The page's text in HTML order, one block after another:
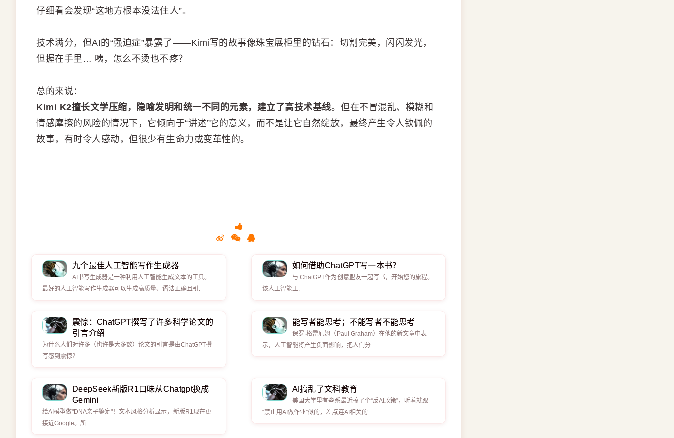
仔细看会发现“这地方根本没法住人”。
技术满分，但AI的“强迫症”暴露了——Kimi写的故事像珠宝展柜里的钻石：切割完美，闪闪发光，
但握在手里… 咦，怎么不烫也不疼？
总的来说：
Kimi K2擅长文学压缩，隐喻发明和统一不同的元素，建立了高技术基线。但在不冒混乱、模糊和
情感摩擦的风险的情况下，它倾向于“讲述”它的意义，而不是让它自然绽放，最终产生令人钦佩的
故事，有时令人感动，但很少有生命力或变革性的。
九个最佳人工智能写作生成器
AI书写生成器是一种利用人工智能生成文本的工具。
最好的人工智能写作生成器可以生成高质量、语法正确且引.
如何借助ChatGPT写一本书？
与 ChatGPT作为创意盟友一起写书，开始您的旅程。
该人工智能工.
震惊：ChatGPT撰写了许多科学论文的
引言介绍
为什么人们对许多（也许是大多数）论文的引言是由ChatGPT撰
写感到震惊？ .
能写者能思考；不能写者不能思考
保罗·格雷厄姆（Paul Graham）在他的新文章中表
示，人工智能将产生负面影响，把人们分.
DeepSeek新版R1口味从Chatgpt换成
Gemini
给AI模型做"DNA亲子鉴定"！文本风格分析显示，新版R1现在更
接近Google。所.
AI搞乱了文科教育
美国大学里有些系最近搞了个“反AI政策”，听着就跟
“禁止用AI做作业”似的，差点连AI相关的.